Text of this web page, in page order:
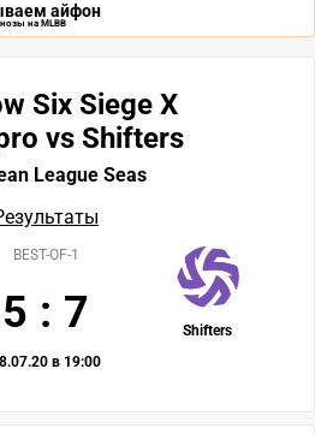
айфон
на MLBB
Six Siege X
vs Shifters
League Seas
Shifters
BEST-OF-1
5 : 7
в 19:00